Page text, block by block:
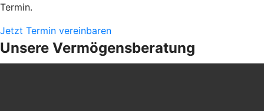
Termin.
Jetzt Termin vereinbaren
Unsere Vermögensberatung